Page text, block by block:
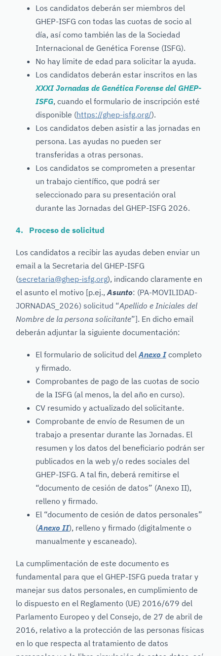
Los candidatos deberán ser miembros del
GHEP-ISFG con todas las cuotas de socio al
día, así como también las de la Sociedad
Internacional de Genética Forense (ISFG).
No hay límite de edad para solicitar la ayuda.
Los candidatos deberán estar inscritos en las
XXXI Jornadas de Genética Forense del GHEP-
ISFG, cuando el formulario de inscripción esté
disponible (https://ghep-isfg.org/).
Los candidatos deben asistir a las jornadas en
persona. Las ayudas no pueden ser
transferidas a otras personas.
Los candidatos se comprometen a presentar
un trabajo científico, que podrá ser
seleccionado para su presentación oral
durante las Jornadas del GHEP-ISFG 2026.
4. Proceso de solicitud
Los candidatos a recibir las ayudas deben enviar un
email a la Secretaria del GHEP-ISFG
(secretaria@ghep-isfg.org), indicando claramente en
el asunto el motivo [p.ej., Asunto: (PA-MOVILIDAD-
JORNADAS_2026) solicitud “Apellido e Iniciales del
Nombre de la persona solicitante”]. En dicho email
deberán adjuntar la siguiente documentación:
El formulario de solicitud del Anexo Icompleto
y firmado.
Comprobantes de pago de las cuotas de socio
de la ISFG (al menos, la del año en curso).
CV resumido y actualizado del solicitante.
Comprobante de envío de Resumen de un
trabajo a presentar durante las Jornadas. El
resumen y los datos del beneficiario podrán ser
publicados en la web y/o redes sociales del
GHEP-ISFG. A tal fin, deberá remitirse el
“documento de cesión de datos” (Anexo II),
relleno y firmado.
El “documento de cesión de datos personales”
(Anexo II), relleno y firmado (digitalmente o
manualmente y escaneado).
La cumplimentación de este documento es
fundamental para que el GHEP-ISFG pueda tratar y
manejar sus datos personales, en cumplimiento de
lo dispuesto en el Reglamento (UE) 2016/679 del
Parlamento Europeo y del Consejo, de 27 de abril de
2016, relativo a la protección de las personas físicas
en lo que respecta al tratamiento de datos